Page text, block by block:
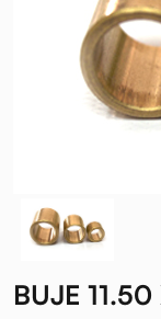
BUJE